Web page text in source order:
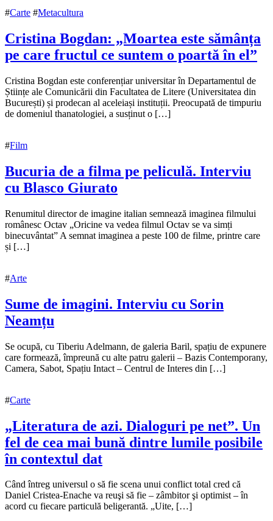
#Carte #Metacultura
Cristina Bogdan: „Moartea este sămânța
pe care fructul ce suntem o poartă în el”
4
septembrie
20174
septembrie
Cristina Bogdan este conferențiar universitar în Departamentul de
Științe ale Comunicării din Facultatea de Litere (Universitatea din
București) și prodecan al aceleiași instituții. Preocupată de timpuriu
de domeniul thanatologiei, a susținut o […]
#Film
Bucuria de a filma pe peliculă. Interviu
cu Blasco Giurato
17
august
201717
august
Renumitul director de imagine italian semnează imaginea filmului
românesc Octav „Oricine va vedea filmul Octav se va simți
binecuvântat” A semnat imaginea a peste 100 de filme, printre care
și […]
#Arte
Sume de imagini. Interviu cu Sorin
Neamțu
1
august
20172
Se ocupă, cu Tiberiu Adelmann, de galeria Baril, spațiu de expunere
care formează, împreună cu alte patru galerii – Bazis Contemporany,
Camera, Sabot, Spațiu Intact – Centrul de Interes din […]
#Carte
„Literatura de azi. Dialoguri pe net”. Un
fel de cea mai bună dintre lumile posibile
în contextul dat
24
august
201625
Când întreg universul o să fie scena unui conflict total cred că
Daniel Cristea-Enache va reuşi să fie – zâmbitor şi optimist – în
acord cu fiecare particulă beligerantă. „Uite, […]